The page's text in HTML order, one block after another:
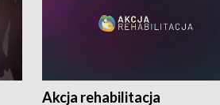
Akcja rehabilitacja